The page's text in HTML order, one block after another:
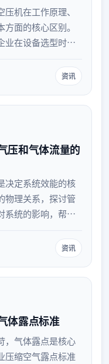
机在工作原理、
面的核心区别。
业在设备选型时明
资讯
压和气体流量的
决定系统效能的核
物理关系，探讨管
系统的影响，帮助
资讯
体露点标准
，气体露点是核心
压缩空气露点标准